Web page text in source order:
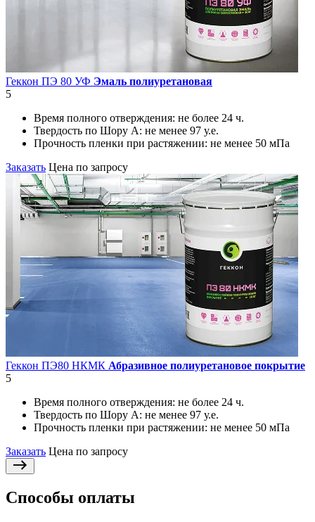
Геккон ПЭ 80 УФ Эмаль полиуретановая
5
Время полного отверждения: не более 24 ч.
Твердость по Шору А: не менее 97 у.е.
Прочность пленки при растяжении: не менее 50 мПа
Заказать Цена по запросу
Геккон ПЭ80 НКМК Абразивное полиуретановое покрытие
5
Время полного отверждения: не более 24 ч.
Твердость по Шору А: не менее 97 у.е.
Прочность пленки при растяжении: не менее 50 мПа
Заказать Цена по запросу
Способы оплаты